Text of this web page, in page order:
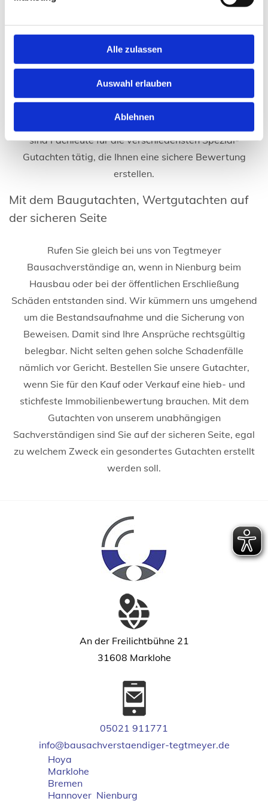
Alle zulassen
Auswahl erlauben
Ablehnen
Verkauf und Kauf ist das Wertgutachten ebenso
bedeutend wie beispielsweise für eine
Zwangsversteigerung oder eine Betriebsauflösung. Um
eine unantastbare unabhängige Bewertung durch den
Sachverständigen geht es auch, wenn Erben über
Anteile und Wert eines Hauses in Streit geraten oder für
die Scheidung ein Wertgutachten erstellt werden muss.
Wenden Sie sich an unsere Sachverständigen. Bei uns
sind Fachleute für die verschiedensten Spezial-
Gutachten tätig, die Ihnen eine sichere Bewertung
erstellen.
Mit dem Baugutachten, Wertgutachten auf
der sicheren Seite
Rufen Sie gleich bei uns von Tegtmeyer
Bausachverständige an, wenn in Nienburg beim
Hausbau oder bei der öffentlichen Erschließung
Schäden entstanden sind. Wir kümmern uns umgehend
um die Bestandsaufnahme und die Sicherung von
Beweisen. Damit sind Ihre Ansprüche rechtsgültig
belegbar. Nicht selten gehen solche Schadenfälle
nämlich vor Gericht. Bestellen Sie unsere Gutachter,
wenn Sie für den Kauf oder Verkauf eine hieb- und
stichfeste Immobilienbewertung brauchen. Mit dem
Gutachten von unserem unabhängigen
Sachverständigen sind Sie auf der sicheren Seite, egal
zu welchem Zweck ein gesondertes Gutachten erstellt
werden soll.
An der Freilichtbühne 21
31608 Marklohe
05021 911771
info@bausachverstaendiger-tegtmeyer.de
Hoya
Marklohe
Bremen
Hannover Nienburg